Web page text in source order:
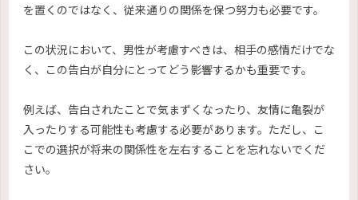
を置くのではなく、従来通りの関係を保つ努力も必要です。
この状況において、男性が考慮すべきは、相手の感情だけでな
く、この告白が自分にとってどう影響するかも重要です。
例えば、告白されたことで気まずくなったり、友情に亀裂が
入ったりする可能性も考慮する必要があります。ただし、こ
こでの選択が将来の関係性を左右することを忘れないでくだ
さい。